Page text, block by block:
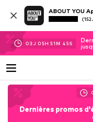
ABOUT YOU
03J 05H 51M 43S
Dernières promos